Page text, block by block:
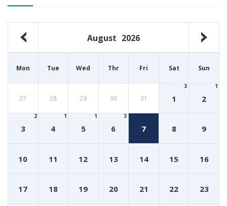
August 2026
Mon Tue Wed Thr Fri Sat Sun
27 28 29 30 31 1
3
2
1
3
2
4
1
5
1
6
3
7 8 9
10 11 12 13 14 15 16
17 18 19 20 21 22 23